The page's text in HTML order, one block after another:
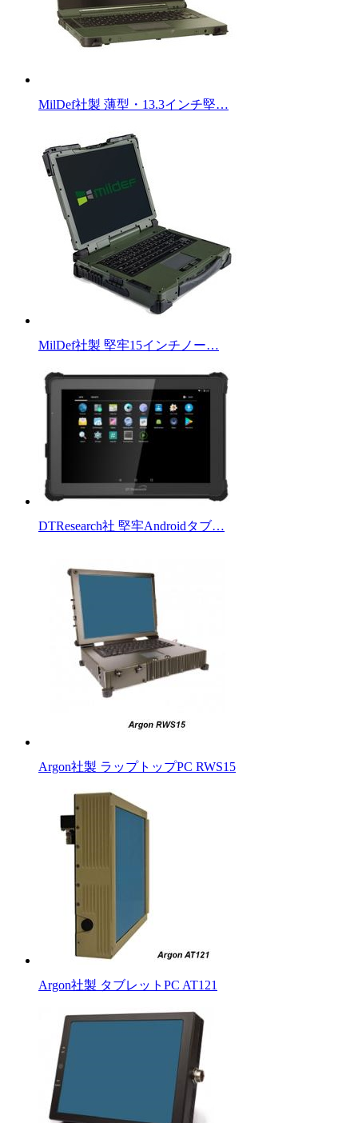
MilDef社製 薄型・13.3インチ堅…
MilDef社製 堅牢15インチノー…
DTResearch社 堅牢Androidタブ…
Argon社製 ラップトップPC RWS15
Argon社製 タブレットPC AT121